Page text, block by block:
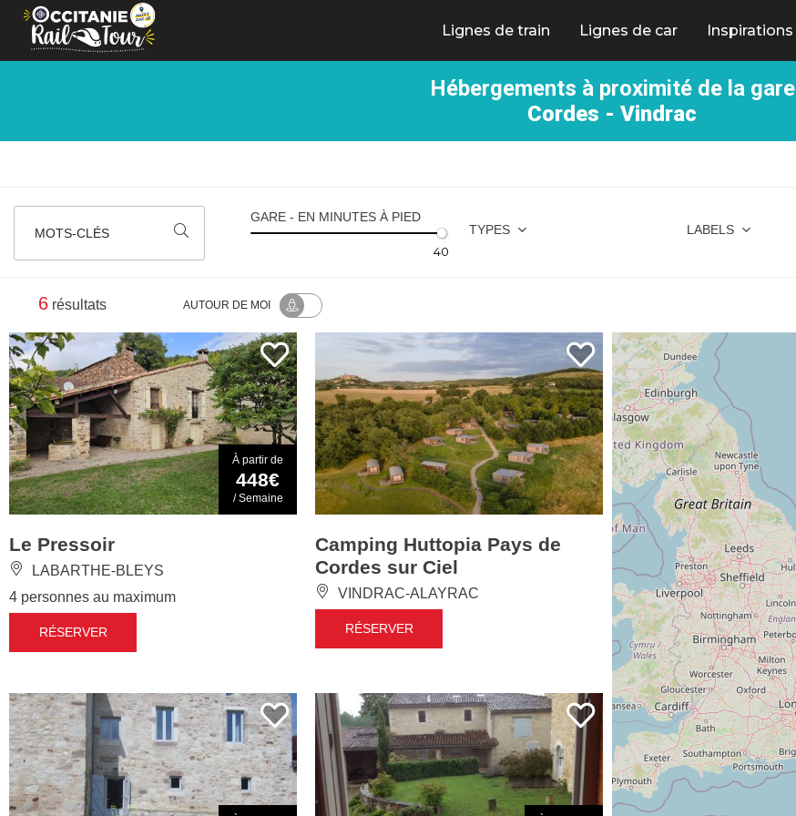
Panneau de gestion des cookies
Lignes de train Lignes de car Inspirations
Hébergements à proximité de la gare
Cordes - Vindrac
MOTS-CLÉS
GARE - EN MINUTES À PIED
40
TYPES LABELS
6 résultats AUTOUR DE MOI
À partir de
448€
/ Semaine
Le Pressoir
LABARTHE-BLEYS
4 personnes au maximum
RÉSERVER
Camping Huttopia Pays de
Cordes sur Ciel
VINDRAC-ALAYRAC
RÉSERVER